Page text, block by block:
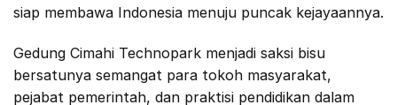
siap membawa Indonesia menuju puncak kejayaannya.
Gedung Cimahi Technopark menjadi saksi bisu
bersatunya semangat para tokoh masyarakat,
pejabat pemerintah, dan praktisi pendidikan dalam